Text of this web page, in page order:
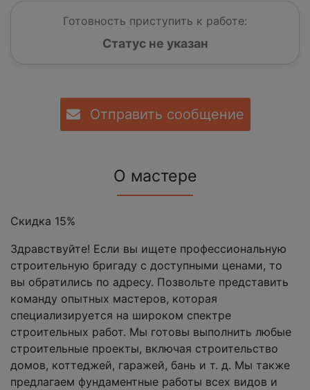
Готовность приступить к работе:
Статус не указан
Отправить сообщение
О мастере
Скидка 15%
Здравствуйте! Если вы ищете профессиональную
строительную бригаду с доступными ценами, то
вы обратились по адресу. Позвольте представить
команду опытных мастеров, которая
специализируется на широком спектре
строительных работ. Мы готовы выполнить любые
строительные проекты, включая строительство
домов, коттеджей, гаражей, бань и т. д. Мы также
предлагаем фундаментные работы всех видов и